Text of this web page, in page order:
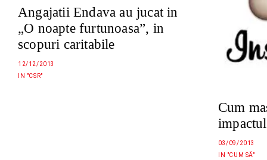
Angajatii Endava au jucat in
„O noapte furtunoasa”, in
scopuri caritabile
12/12/2013
IN "CSR"
Cum
03/09/2013
IN "CUM SĂ"